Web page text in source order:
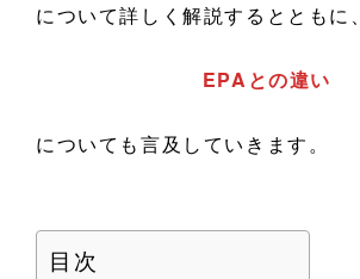
について詳しく解説するとともに、
EPAとの違い
についても言及していきます。
目次